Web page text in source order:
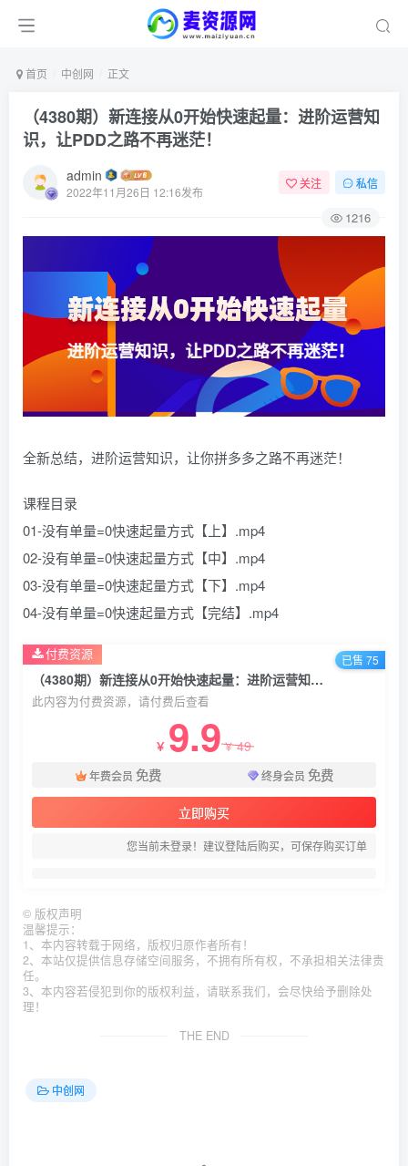
首页 中创网 正文
（4380期）新连接从0开始快速起量：进阶运营知
识，让PDD之路不再迷茫！
admin
2022年11月26日 12:16发布
关注 私信
1216
全新总结，进阶运营知识，让你拼多多之路不再迷茫！
课程目录
01-没有单量=0快速起量方式【上】.mp4
02-没有单量=0快速起量方式【中】.mp4
03-没有单量=0快速起量方式【下】.mp4
04-没有单量=0快速起量方式【完结】.mp4
（4380期）新连接从0开始快速起量：进阶运营知识，让PDD之路不再迷茫！
此内容为付费资源，请付费后查看
￥ 9.9￥49
年费会员 免费 终身会员 免费
立即购买
您当前未登录！建议登陆后购买，可保存购买订单
付费资源 已售 75
© 版权声明
温馨提示：
1、本内容转载于网络，版权归原作者所有！
2、本站仅提供信息存储空间服务，不拥有所有权，不承担相关法律责
任。
3、本内容若侵犯到你的版权利益，请联系我们，会尽快给予删除处
理！
THE END
中创网